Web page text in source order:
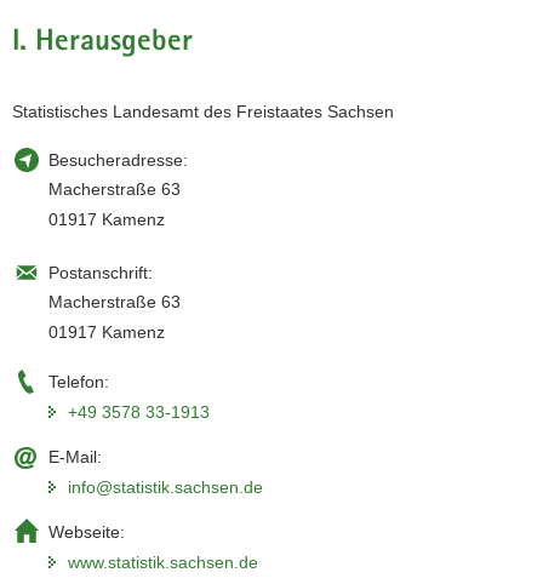
g
t
o
I. Herausgeber
Statistisches Landesamt des Freistaates Sachsen
Besucheradresse:
Macherstraße 63
01917 Kamenz
Postanschrift:
Macherstraße 63
01917 Kamenz
Telefon:
+49 3578 33-1913
E-Mail:
info@statistik.sachsen.de
Webseite:
www.statistik.sachsen.de